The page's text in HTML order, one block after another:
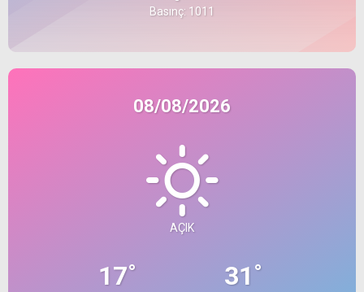
Basınç: 1011
08/08/2026
AÇIK
17° 31 °